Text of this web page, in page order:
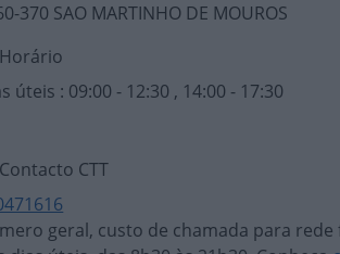
370 SAO MARTINHO DE MOUROS
úteis : 09:00 - 12:30 , 14:00 - 17:30
Contacto CTT
geral, custo de chamada para rede